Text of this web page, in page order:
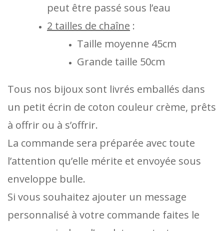
peut être passé sous l’eau
2 tailles de chaîne :
Taille moyenne 45cm
Grande taille 50cm
Tous nos bijoux sont livrés emballés dans
un petit écrin de coton couleur crème, prêts
à offrir ou à s’offrir.
La commande sera préparée avec toute
l’attention qu’elle mérite et envoyée sous
enveloppe bulle.
Si vous souhaitez ajouter un message
personnalisé à votre commande faites le